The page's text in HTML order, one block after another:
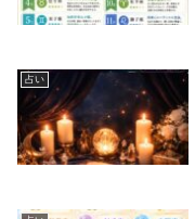
占い